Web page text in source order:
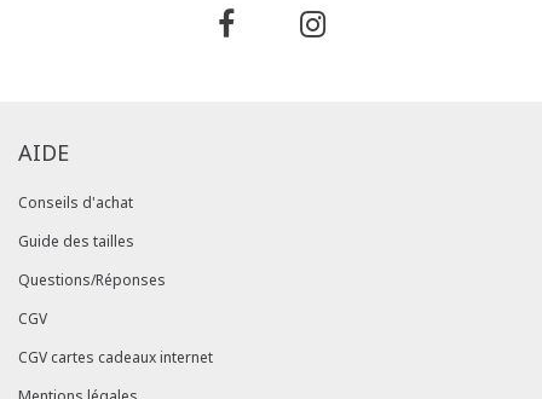
AIDE
Conseils d'achat
Guide des tailles
Questions/Réponses
CGV
CGV cartes cadeaux internet